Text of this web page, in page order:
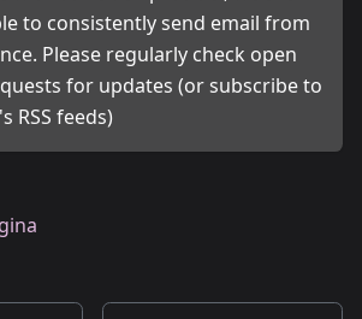
to consistently send email from
Please regularly check open
for updates (or subscribe to
RSS feeds)